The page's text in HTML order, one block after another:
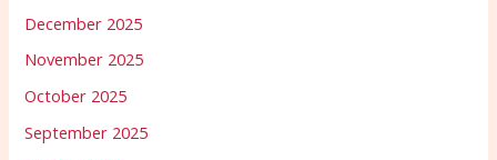
December 2025
November 2025
October 2025
September 2025